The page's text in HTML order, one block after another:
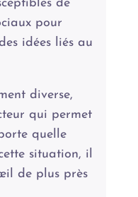
de
pour
idées liés au
diverse,
qui permet
quelle
situation, il
de plus près